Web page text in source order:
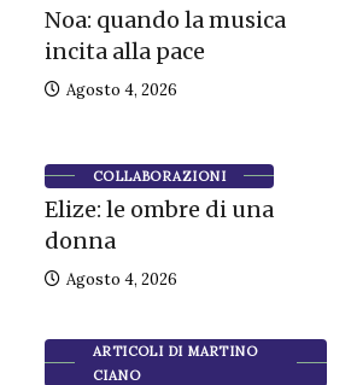
Noa: quando la musica
incita alla pace
Agosto 4, 2026
COLLABORAZIONI
Elize: le ombre di una
donna
Agosto 4, 2026
ARTICOLI DI MARTINO
CIANO